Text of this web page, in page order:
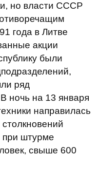
но власти СССР
года в Литве
акции
были
ряд
ночь на 13 января
направилась
штурме
свыше 600